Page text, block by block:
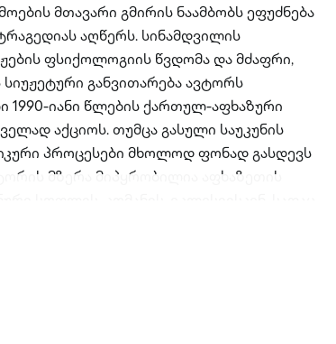
მთავარი გმირის ნაამბობს ეფუძნება
აღწერს. სინამდვილის
ფსიქოლოგიის წვდომა და მძაფრი,
განვითარება ავტორს
1990-იანი წლების ქართულ-აფხაზური
აქციოს. თუმცა გასული საუკუნის
პროცესები მხოლოდ ფონად გასდევს
მზერა მიპყრობილია აფხაზეთის
სისწრაფით ვითარდება.
მაღალადამიანური თვისებებით
რომანის რამდენიმე პერსონაჟის ვინაობა,